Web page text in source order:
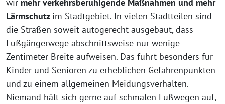
wir mehr verkehrsberuhigende Maßnahmen und mehr
Lärmschutz im Stadtgebiet. In vielen Stadtteilen sind
die Straßen soweit autogerecht ausgebaut, dass
Fußgängerwege abschnittsweise nur wenige
Zentimeter Breite aufweisen. Das führt besonders für
Kinder und Senioren zu erheblichen Gefahrenpunkten
und zu einem allgemeinen Meidungsverhalten.
Niemand hält sich gerne auf schmalen Fußwegen auf,